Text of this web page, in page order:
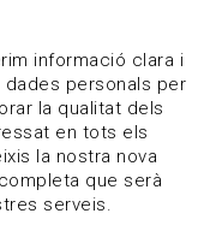
informació clara i
personals per
la qualitat dels
en tots els
la nostra nova
que serà
serveis.